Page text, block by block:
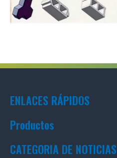
ENLACES RÁPIDOS
Productos
CATEGORIA DE NOTICIAS